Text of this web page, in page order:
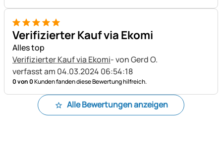
5 von 5
Verifizierter Kauf via Ekomi
Alles top
Verifizierter Kauf via Ekomi- von Gerd O.
verfasst am 04.03.2024 06:54:18
0 von 0Kunden fanden diese Bewertung hilfreich.
Alle Bewertungen anzeigen